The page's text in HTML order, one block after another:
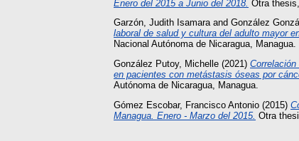
Enero del 2015 a Junio del 2018. Otra
Garzón, Judith Isamaraand González
laboral de salud y cultura del adulto mayor
Nacional Autónoma de Nicaragua, Managua.
González Putoy, Michelle (2021)
en pacientes con metástasis óseas por
Autónoma de Nicaragua, Managua.
Gómez Escobar, Francisco Antonio (2015)
Managua. Enero - Marzo del 2015. Otra